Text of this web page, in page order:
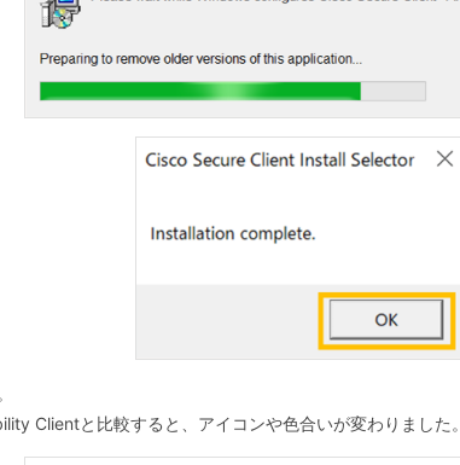
Clientと比較すると、アイコンや色合いが変わりました。